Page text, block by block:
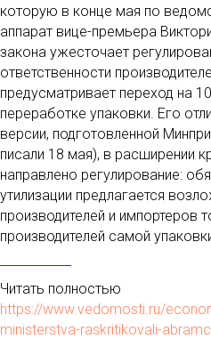
которую в конце мая по
аппарат вице-премьера
закона ужесточает
ответственности
предусматривает переход на
переработке упаковки. Его
версии, подготовленной
писали 18 мая), в расширении
направлено регулирование:
утилизации предлагается
производителей и импортеров
производителей самой
Читать полностью
https://www.vedomosti.ru/
ministerstva-raskritikovali-